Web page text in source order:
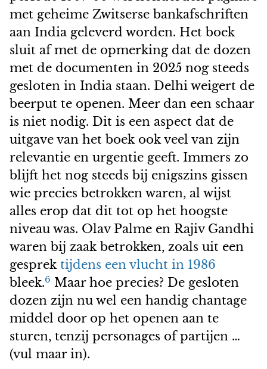
met geheime Zwitserse bankafschriften
aan India geleverd worden. Het boek
sluit af met de opmerking dat de dozen
met de documenten in 2025 nog steeds
gesloten in India staan. Delhi weigert de
beerput te openen. Meer dan een schaar
is niet nodig. Dit is een aspect dat de
uitgave van het boek ook veel van zijn
relevantie en urgentie geeft. Immers zo
blijft het nog steeds bij enigszins gissen
wie precies betrokken waren, al wijst
alles erop dat dit tot op het hoogste
niveau was. Olav Palme en Rajiv Gandhi
waren bij zaak betrokken, zoals uit een
gesprek tijdens een vlucht in 1986
bleek.6 Maar hoe precies? De gesloten
dozen zijn nu wel een handig chantage
middel door op het openen aan te
sturen, tenzij personages of partijen …
(vul maar in).